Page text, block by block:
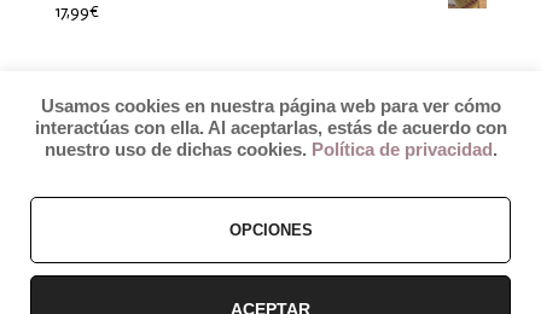
17,99€
© 2019 by Débora Colette
Términos y Condiciones Cambios y Devoluciones
Usamos cookies en nuestra página web para ver cómo
interactúas con ella. Al aceptarlas, estás de acuerdo con
nuestro uso de dichas cookies. Política de privacidad .
OPCIONES
ACEPTAR